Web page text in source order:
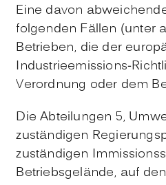
Eine davon
folgenden Fällen (unter
Betrieben, die der
Industrieemissions-
Verordnung oder dem
Die Abteilungen 5,
zuständigen
zuständigen
Betriebsgelände, auf